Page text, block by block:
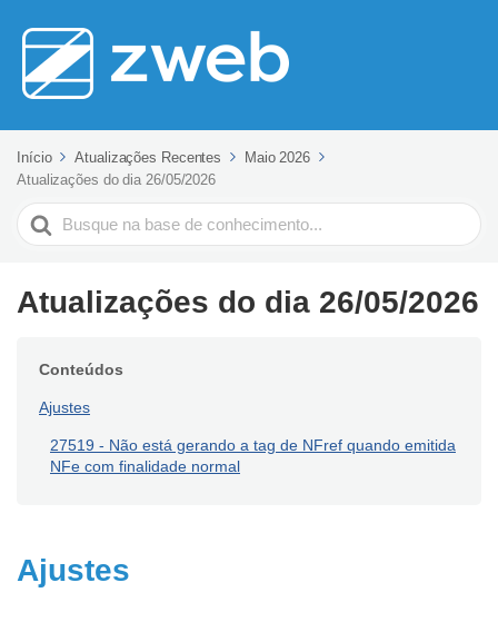
Início Atualizações Recentes
Maio 2026
Atualizações do dia 26/05/2026
Pesquisar
Atualizações do dia 26/05/2026
Conteúdos
Ajustes
27519 - Não está gerando a tag de NFref quando emitida
NFe com finalidade normal
Ajustes